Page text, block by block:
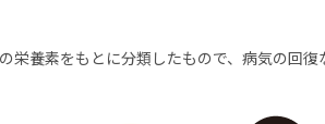
養素をもとに分類したもので、病気の回復